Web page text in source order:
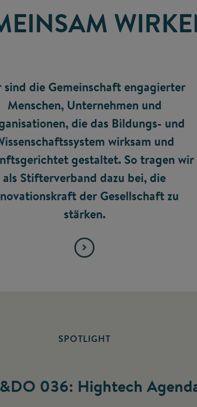
sind die Gemeinschaft engagierter
Menschen, Unternehmen und
die das Bildungs- und
wirksam und
gestaltet. So tragen wir
als Stifterverband dazu bei, die
der Gesellschaft zu
stärken.
SPOTLIGHT
036: Hightech